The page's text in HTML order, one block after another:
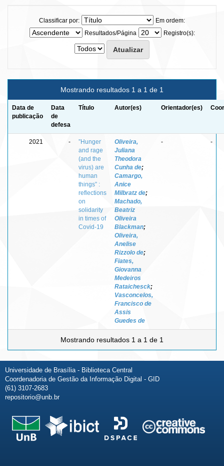
Classificar por:
Em ordem:
Resultados/Página
Registro(s):
Mostrando resultados 1 a 1 de 1
Data de
publicação
Data
de
defesa
Título Autor(es) Orientador(es)
2021 -
”Hunger
and rage
(and the
virus) are
human
things” :
reflections
on
solidarity
in times of
Covid-19
Oliveira,
Juliana
Theodora
Cunha de;
Camargo,
Anice
Milbratz de;
Machado,
Beatriz
Oliveira
Blackman;
Oliveira,
Anelise
Rizzolo de;
Fiates,
Giovanna
Medeiros
Rataichesck;
Vasconcelos,
Francisco de
Assis
Guedes de
- -
Mostrando resultados 1 a 1 de 1
Universidade de Brasília - Biblioteca Central
Coordenadoria de Gestão da Informação Digital - GID
(61) 3107-2683
repositorio@unb.br